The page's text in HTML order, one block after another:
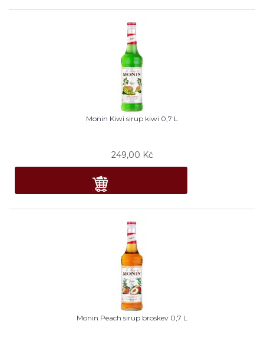
Monin Kiwi sirup kiwi 0,7 L
249,00 Kč
Monin Peach sirup broskev 0,7 L